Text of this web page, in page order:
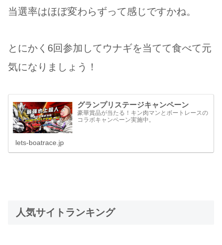
当選率はほぼ変わらずって感じですかね。
とにかく6回参加してウナギを当てて食べて元
気になりましょう！
グランプリステージキャンペーン
豪華賞品が当たる！キン肉マンとボートレースの
コラボキャンペーン実施中。
lets-boatrace.jp
人気サイトランキング